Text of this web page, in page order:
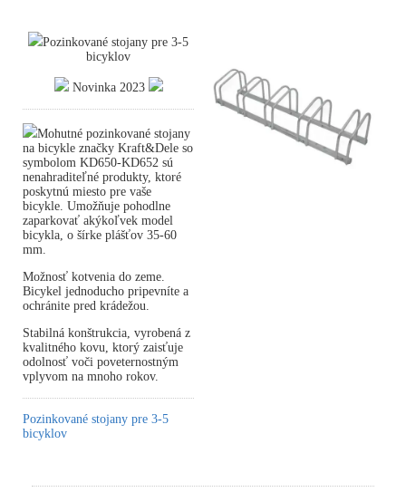
Pozinkované stojany pre 3-5
bicyklov
Novinka 2023
Mohutné pozinkované stojany
na bicykle značky Kraft&Dele so
symbolom KD650-KD652 sú
nenahraditeľné produkty, ktoré
poskytnú miesto pre vaše
bicykle. Umožňuje pohodlne
zaparkovať akýkoľvek model
bicykla, o šírke plášťov 35-60
mm.
Možnosť kotvenia do zeme.
Bicykel jednoducho pripevníte a
ochránite pred krádežou.
Stabilná konštrukcia, vyrobená z
kvalitného kovu, ktorý zaisťuje
odolnosť voči poveternostným
vplyvom na mnoho rokov.
Pozinkované stojany pre 3-5
bicyklov